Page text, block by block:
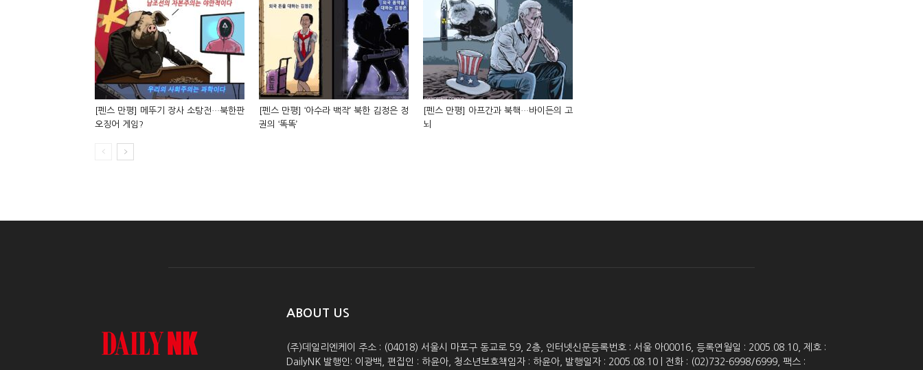
[펜스 만평] 메뚜기 장사 소탕전…북한판
오징어 게임?
[펜스 만평] ‘아수라 백작’ 북한 김정은 정
권의 ‘똑똑’
[펜스 만평] 아프간과 북핵…바이든의 고
뇌
ABOUT US
(주)데일리엔케이 주소 : (04018) 서울시 마포구 동교로 59, 2층, 인터넷신문등록번호 : 서울 아00016, 등록연월일 : 2005.08.10, 제호 :
DailyNK 발행인: 이광백, 편집인 : 하윤아, 청소년보호책임자 : 하윤아, 발행일자 : 2005.08.10 | 전화 : (02)732-6998/6999, 팩스 :